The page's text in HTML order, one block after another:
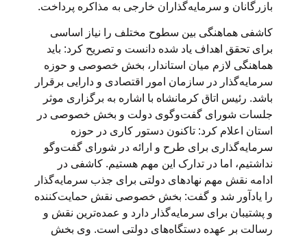
بازرگانان و سرمایه‌گذاران خارجی به مذاکره پرداخت.
کاشفی هماهنگی بین سطوح مختلف را نیاز اساسی
برای تحقق اهداف یاد شده دانست و تصریح کرد: باید
هماهنگی لازم میان استاندار، بخش خصوصی و حوزه
سرمایه‌گذار در سازمان امور اقتصادی و دارایی برقرار
باشد. رئیس اتاق کرمانشاه با اشاره به برگزاری موثر
جلسات شورای گفت‌وگوی دولت و بخش خصوصی در
استان اعلام کرد: تاکنون دستور کاری در حوزه
سرمایه‌گذاری برای طرح و ارائه در شورای گفت‌وگو
نداشتیم، اما در تدارک این مهم هستیم. کاشفی در
ادامه نقش مهم نهادهای دولتی برای جذب سرمایه‌گذار
را یادآور شد و گفت: بخش خصوصی نقش حمایت‌کننده
و پشتیبان برای سرمایه‌گذار دارد و عمده‌ترین نقش و
رسالت بر عهده دستگاه‌های دولتی است. وی بخش